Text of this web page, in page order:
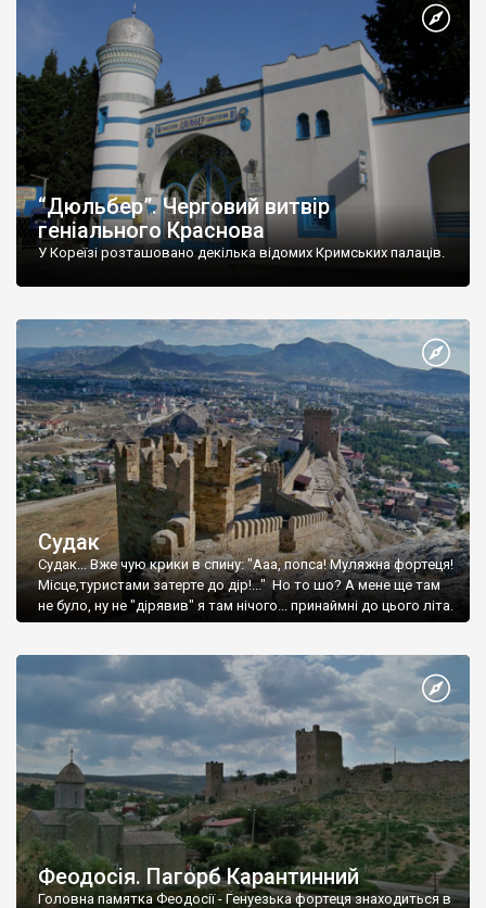
“Дюльбер”. Черговий витвір
геніального Краснова
У Кореїзі розташовано декілька відомих Кримських палаців.
Судак
Судак... Вже чую крики в спину: "Ааа, попса! Муляжна фортеця!
Місце,туристами затерте до дір!..." Но то шо? А мене ще там
не було, ну не "дірявив" я там нічого... принаймні до цього літа.
Феодосія. Пагорб Карантинний
Головна памятка Феодосії - Генуезька фортеця знаходиться в